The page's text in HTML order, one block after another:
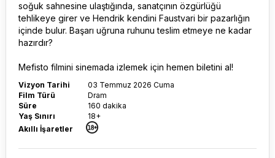
soğuk sahnesine ulaştığında, sanatçının özgürlüğü
tehlikeye girer ve Hendrik kendini Faustvari bir pazarlığın
içinde bulur. Başarı uğruna ruhunu teslim etmeye ne kadar
hazırdır?
Mefisto filmini sinemada izlemek için hemen biletini al!
Vizyon Tarihi
03 Temmuz 2026 Cuma
Film Türü
Dram
Süre
160 dakika
Yaş Sınırı
18+
Akıllı İşaretler